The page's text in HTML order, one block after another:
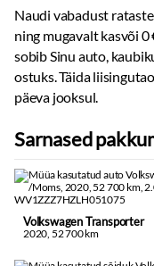
Naudi vabadust
ning mugavalt kasvõi 0
sobib Sinu auto,
ostuks. Täida
päeva jooksul.
Sarnased
Volkswagen Transporter
2020, 52 700 km